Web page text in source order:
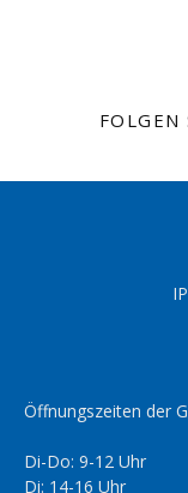
FOLGEN
Öffnungszeiten der
Di-Do: 9-12 Uhr
Di: 14-16 Uhr